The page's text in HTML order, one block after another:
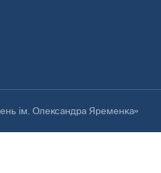
ім. Олександра Яременка»